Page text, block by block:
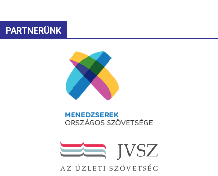
PARTNERÜNK